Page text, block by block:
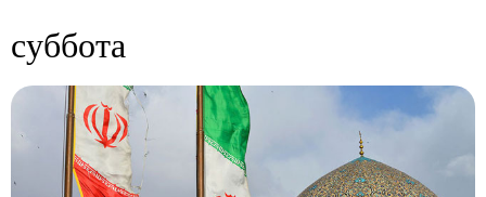
суббота